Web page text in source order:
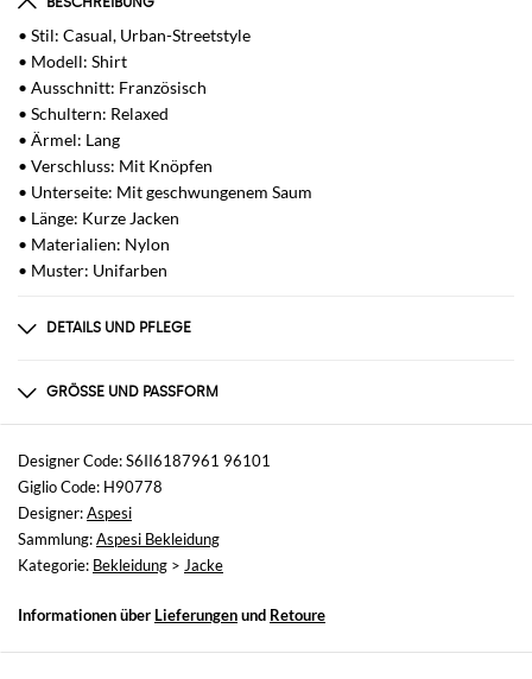
• Stil: Casual, Urban-Streetstyle
• Modell: Shirt
• Ausschnitt: Französisch
• Schultern: Relaxed
• Ärmel: Lang
• Verschluss: Mit Knöpfen
• Unterseite: Mit geschwungenem Saum
• Länge: Kurze Jacken
• Materialien: Nylon
• Muster: Unifarben
DETAILS UND PFLEGE
Polyamide | 100% POLYAMIDE
GRÖSSE UND PASSFORM
Größen
nicht verfügbar
Größe und Passform
Relaxed-Fit
Designer Code: S6II6187961 96101
Giglio Code: H90778
Designer:Aspesi
Sammlung:Aspesi Bekleidung
Kategorie: Bekleidung > Jacke
Informationen über Lieferungenund Retoure